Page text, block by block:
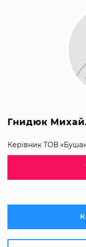
Гнидюк
Керівник ТОВ «Буша»